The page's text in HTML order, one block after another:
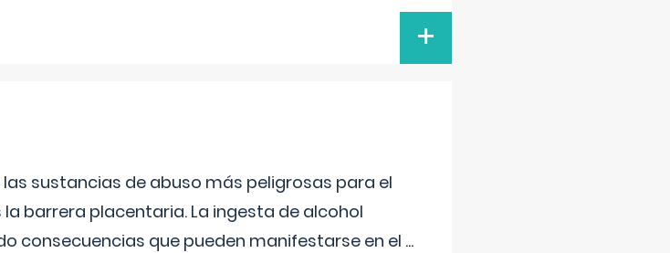
+
sustancias de abuso más peligrosas para el
barrera placentaria. La ingesta de alcohol
consecuencias que pueden manifestarse en el ...